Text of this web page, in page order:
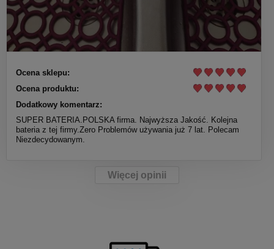
Ocena sklepu:
Ocena produktu:
Dodatkowy komentarz:
SUPER BATERIA.POLSKA firma. Najwyższa Jakość. Kolejna
bateria z tej firmy.Zero Problemów używania już 7 lat. Polecam
Niezdecydowanym.
Więcej opinii